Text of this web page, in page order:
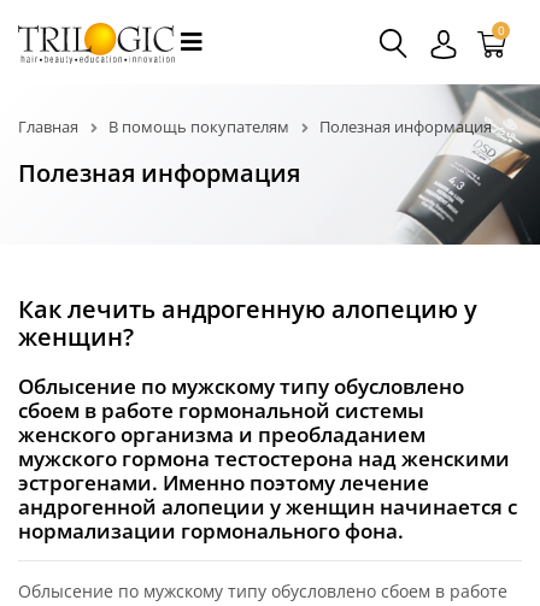
0
Главная В помощь покупателям Полезная информация
Полезная информация
Как лечить андрогенную алопецию у
женщин?
Облысение по мужскому типу обусловлено
сбоем в работе гормональной системы
женского организма и преобладанием
мужского гормона тестостерона над женскими
эстрогенами. Именно поэтому лечение
андрогенной алопеции у женщин начинается с
нормализации гормонального фона.
Облысение по мужскому типу обусловлено сбоем в работе